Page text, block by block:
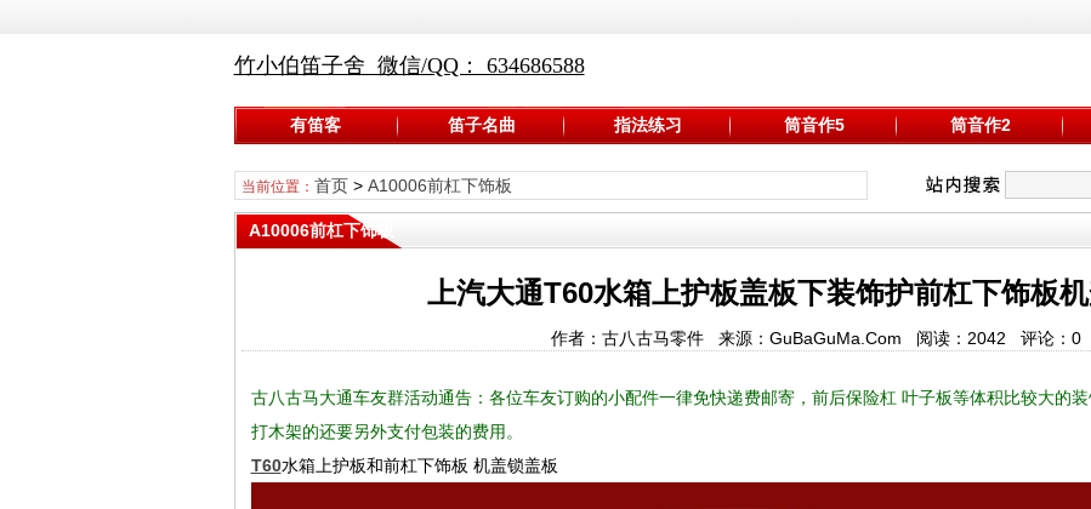
竹小伯笛子舍 微信/QQ： 634686588
有笛客 笛子名曲 指法练习 筒音作5 筒音作2
当前位置： 首页> A10006前杠下饰板
A10006前杠下饰板
上汽大通T60水箱上护板盖板下装饰护前杠下饰板
作者：古八古马零件 来源：GuBaGuMa.Com 阅读： 2042 评论： 0
古八古马大通车友群活动通告：各位车友订购的小配件一律免快递费邮寄，前后保险杠 叶子板等体积比较大的
打木架的还要另外支付包装的费用。
T60水箱上护板和前杠下饰板 机盖锁盖板